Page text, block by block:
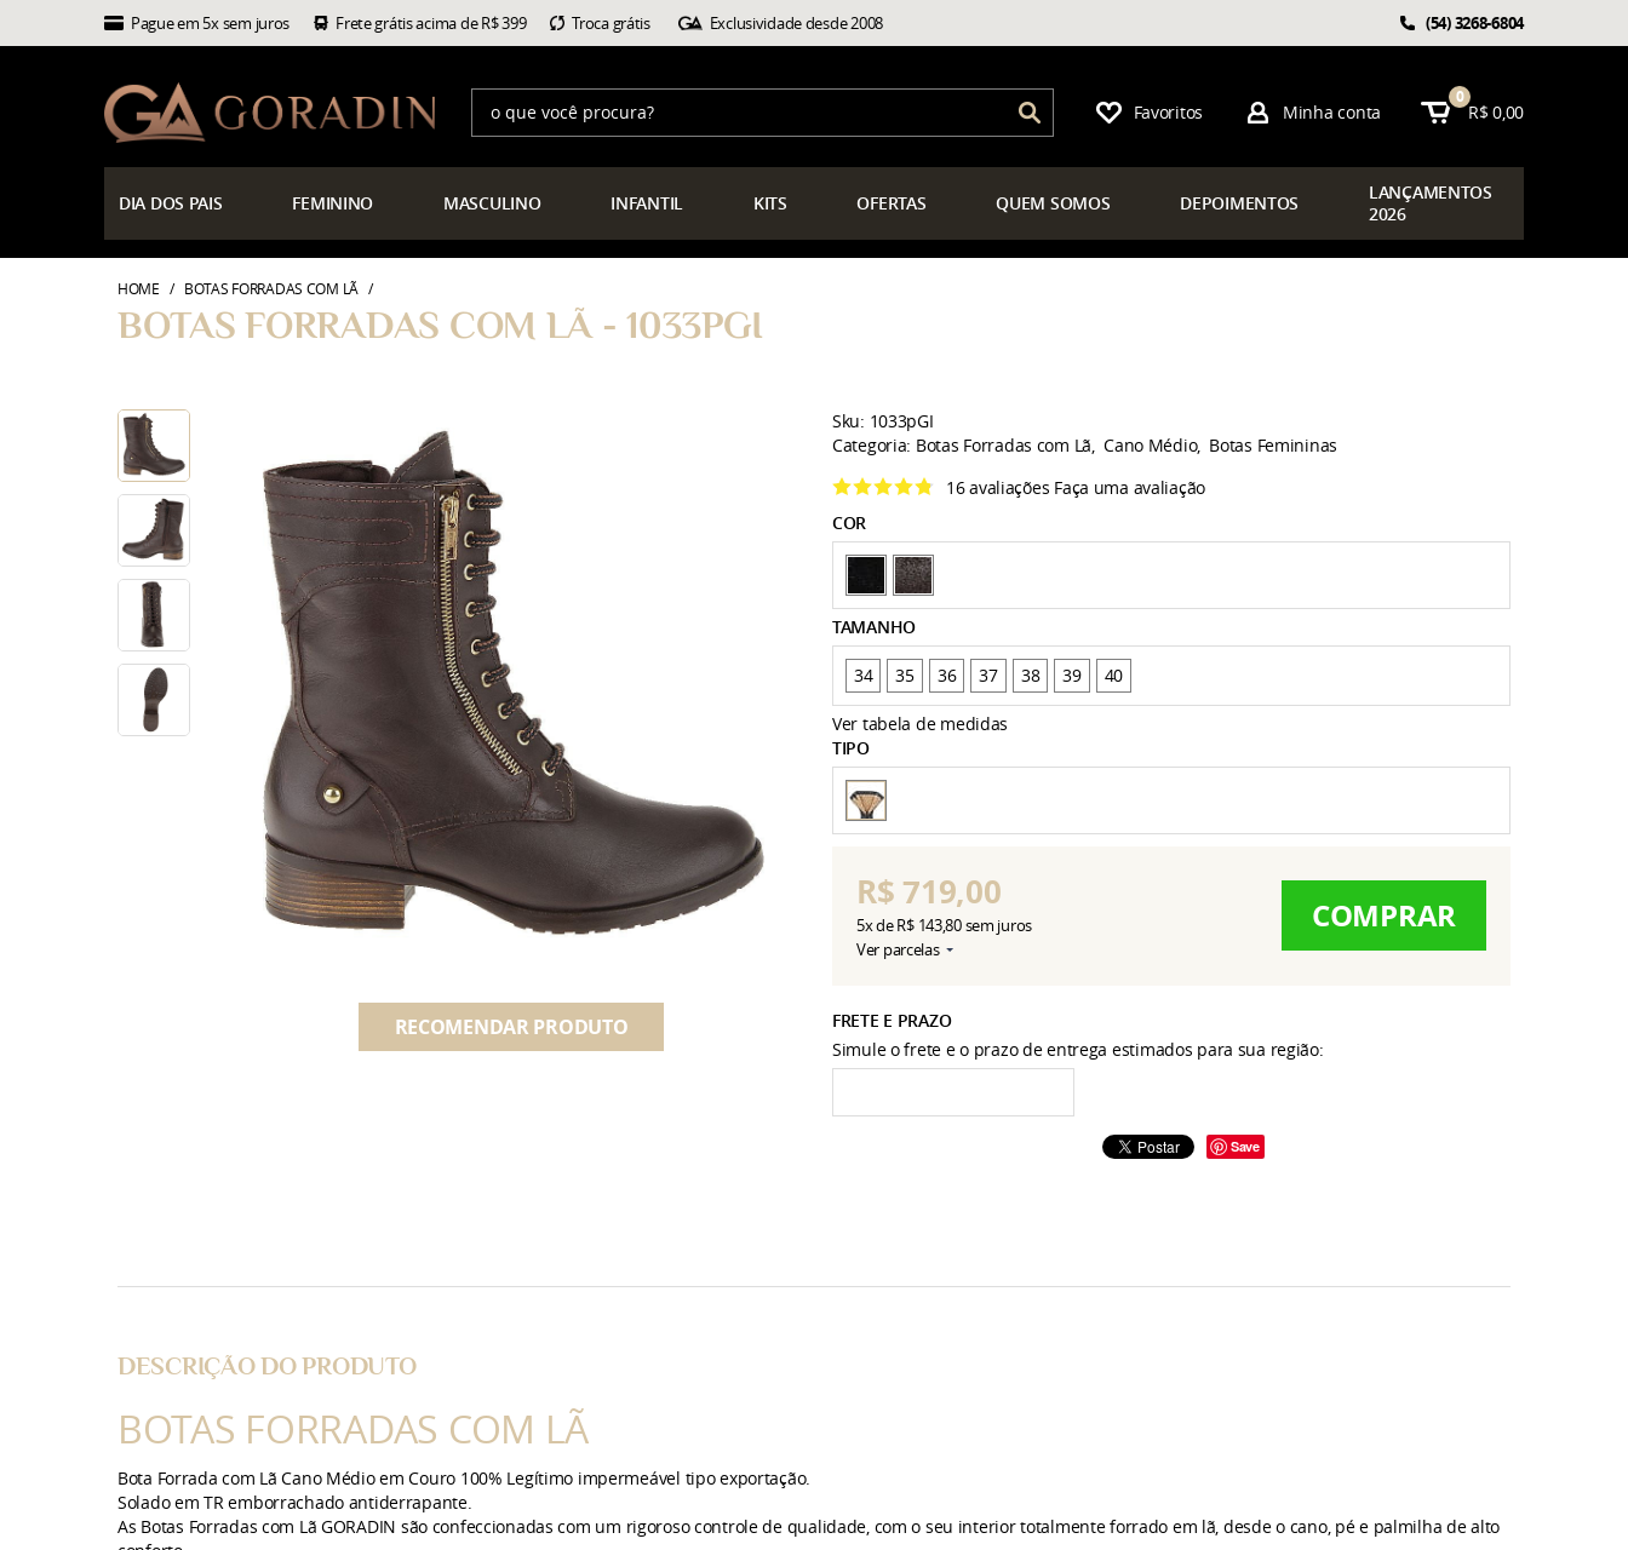
Pague em 5x sem juros Frete grátis acima de R$ 399 Troca grátis Exclusividade desde 2008 (54)3268-6804
Favoritos Minha conta
0
R$ 0,00
DIA DOS PAIS FEMININO MASCULINO INFANTIL KITS OFERTAS QUEM SOMOS DEPOIMENTOS LANÇAMENTOS
2026
HOME BOTAS FORRADAS COM LÃ
BOTAS FORRADAS COM LÃ - 1033PGI
RECOMENDAR PRODUTO
Sku: 1033pGI
Categoria: Botas Forradas com Lã Cano Médio Botas Femininas
16 avaliações Faça uma avaliação
COR
TAMANHO
34 35 36 37 38 39 40
Ver tabela de medidas
TIPO
R$ 719,00
5xdeR$ 143,80sem juros
Ver parcelas
COMPRAR
FRETE E PRAZO
Simule o frete e o prazo de entrega estimados para sua região:
Save
DESCRIÇÃO DO PRODUTO
BOTAS FORRADAS COM LÃ
Bota Forrada com Lã Cano Médio em Couro 100% Legítimo impermeável tipo exportação.
Solado em TR emborrachado antiderrapante.
As Botas Forradas com Lã GORADIN são confeccionadas com um rigoroso controle de qualidade, com o seu interior totalmente forrado em lã, desde o cano, pé e palmilha de alto